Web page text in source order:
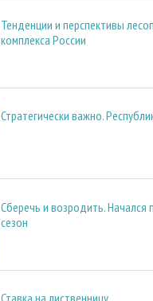
Тенденции и перспективы
комплекса России
Стратегически важно.
Сберечь и возродить.
сезон